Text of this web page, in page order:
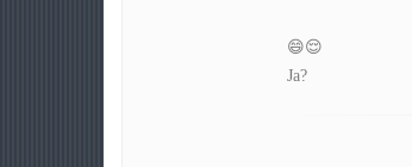
😄😌
Ja?